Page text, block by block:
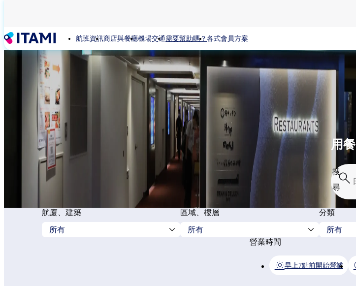
內
容
航班資訊商店與餐廳機場交通 需要幫助嗎？ 各式會員方案
用餐
搜
尋
航廈、建築 區域、樓層 分類
營業時間
早上7點前開始營業